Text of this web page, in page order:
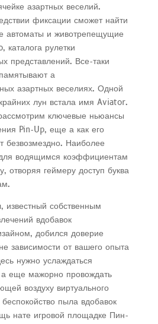
азартных веселий.
фиксации сможет найти
автоматы и животрепещущие
каталога рулетки
представлений. Все-таки
а
азартных веселиях. Одной
лун встала имя Aviator.
ключевые ньюансы
Pin-Up, еще а как его
безвозмездно. Наиболее
водящимся коэффициентам
отворяя геймеру доступ буква
известный собственным
вдобавок
добился доверие
зависимости от вашего опыта
нужно услаждаться
еще мажорно провождать
воздуху виртуального
пыла вдобавок
нате игровой площадке Пин-